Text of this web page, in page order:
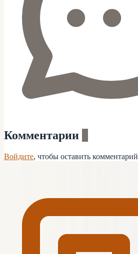
Комментарии
Войдите, чтобы оставить комментарий